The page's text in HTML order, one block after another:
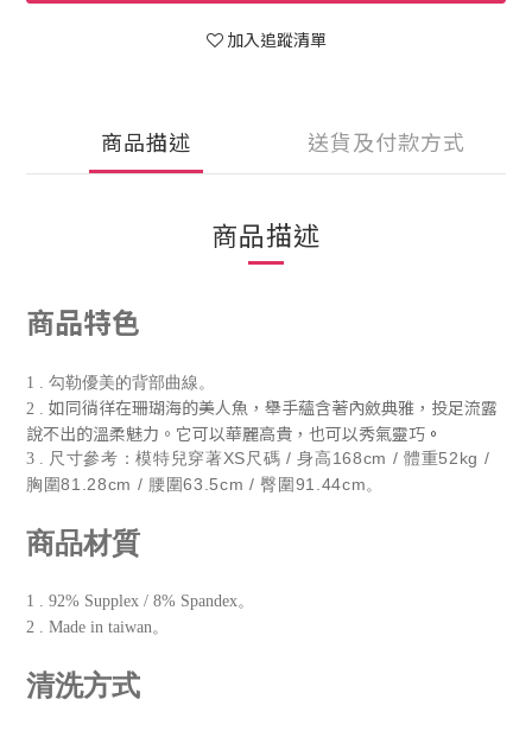
加入追蹤清單
商品描述 送貨及付款方式
商品描述
商品特色
1 . 勾勒優美的背部曲線。
2 . 如同徜徉在珊瑚海的美人魚，舉手蘊含著內斂典雅，投足流露
說不出的溫柔魅力。它可以華麗高貴，也可以秀氣靈巧 。
3 . 尺寸參考：模特兒穿著XS尺碼 / 身高168cm / 體重52kg /
胸圍81.28cm / 腰圍63.5cm / 臀圍91.44cm。
商品材質
1 . 92% Supplex / 8% Spandex。
2 . Made in taiwan。
清洗方式